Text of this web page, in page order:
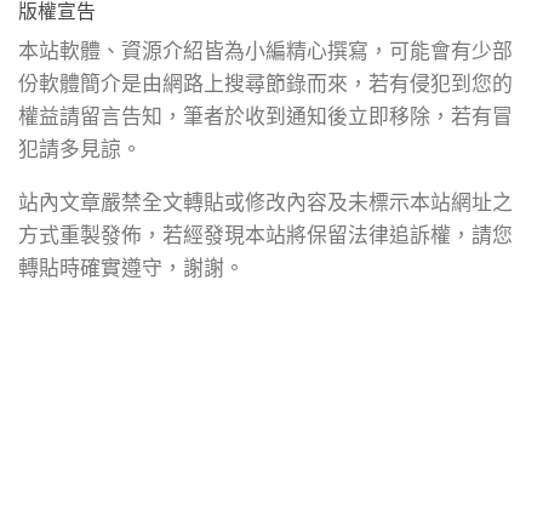
版權宣告
本站軟體、資源介紹皆為小編精心撰寫，可能會有少部
份軟體簡介是由網路上搜尋節錄而來，若有侵犯到您的
權益請留言告知，筆者於收到通知後立即移除，若有冒
犯請多見諒。
站內文章嚴禁全文轉貼或修改內容及未標示本站網址之
方式重製發佈，若經發現本站將保留法律追訴權，請您
轉貼時確實遵守，謝謝。